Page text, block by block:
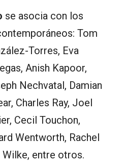
se asocia con los
Tom
Torres, Eva
Anish Kapoor,
Nechvatal, Damian
Charles Ray, Joel
Cecil Touchon,
Wentworth, Rachel
Wilke, entre otros.